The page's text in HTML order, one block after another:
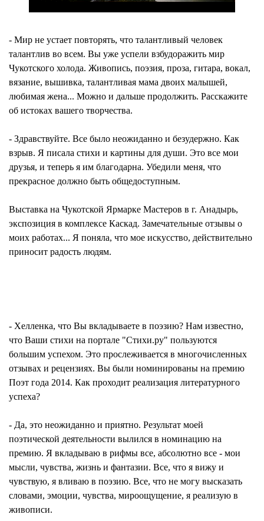
- Мир не устает повторять, что талантливый человек
талантлив во всем. Вы уже успели взбудоражить мир
Чукотского холода. Живопись, поэзия, проза, гитара, вокал,
вязание, вышивка, талантливая мама двоих малышей,
любимая жена... Можно и дальше продолжить. Расскажите
об истоках вашего творчества.
- Здравствуйте. Все было неожиданно и безудержно. Как
взрыв. Я писала стихи и картины для души. Это все мои
друзья, и теперь я им благодарна. Убедили меня, что
прекрасное должно быть общедоступным.
Выставка на Чукотской Ярмарке Мастеров в г. Анадырь,
экспозиция в комплексе Каскад. Замечательные отзывы о
моих работах... Я поняла, что мое искусство, действительно
приносит радость людям.
- Хелленка, что Вы вкладываете в поэзию? Нам известно,
что Ваши стихи на портале "Стихи.ру" пользуются
большим успехом. Это прослеживается в многочисленных
отзывах и рецензиях. Вы были номинированы на премию
Поэт года 2014. Как проходит реализация литературного
успеха?
- Да, это неожиданно и приятно. Результат моей
поэтической деятельности вылился в номинацию на
премию. Я вкладываю в рифмы все, абсолютно все - мои
мысли, чувства, жизнь и фантазии. Все, что я вижу и
чувствую, я вливаю в поэзию. Все, что не могу высказать
словами, эмоции, чувства, мироощущение, я реализую в
живописи.